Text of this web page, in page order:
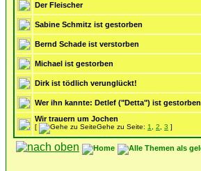
Der Fleischer
Sabine Schmitz ist gestorben
Bernd Schade ist verstorben
Michael ist gestorben
Dirk ist tödlich verunglückt!
Wer ihn kannte: Detlef ("Detta") ist gestorben
Wir trauern um Jochen
[ Gehe zu Seite: 1 2 3 ]